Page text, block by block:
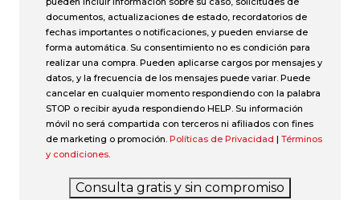
documentos, actualizaciones de estado, recordatorios de
fechas importantes o notificaciones, y pueden enviarse de
forma automática. Su consentimiento no es condición para
realizar una compra. Pueden aplicarse cargos por mensajes y
datos, y la frecuencia de los mensajes puede variar. Puede
cancelar en cualquier momento respondiendo con la palabra
STOP o recibir ayuda respondiendo HELP. Su información
móvil no será compartida con terceros ni afiliados con fines
de marketing o promoción. Políticas de Privacidad | Términos
y condiciones
Consulta gratis y sin compromiso